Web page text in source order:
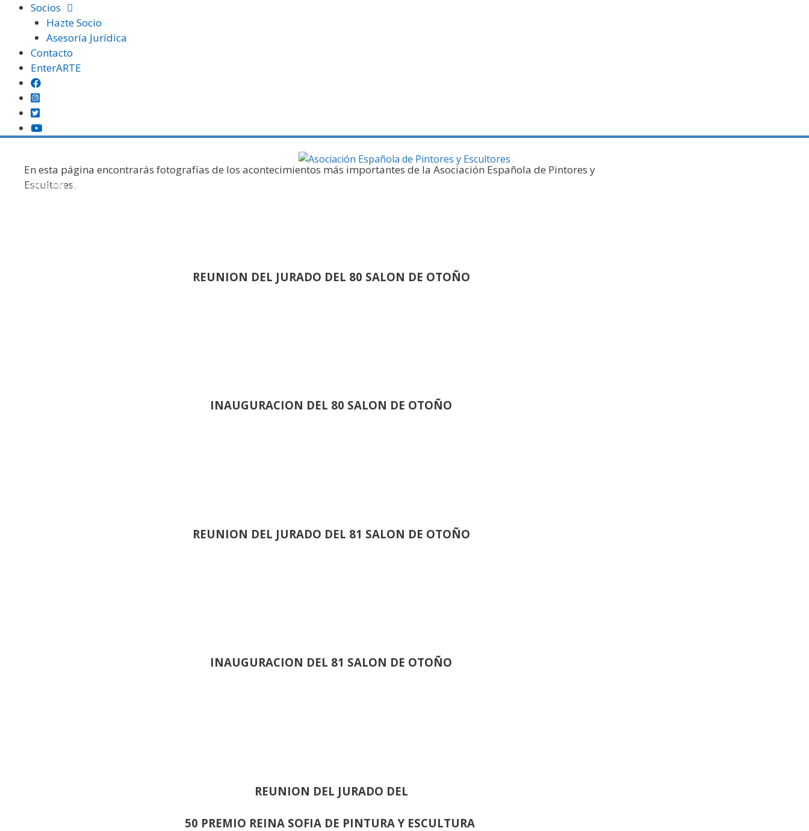
Saltar
contenido
Socios
Hazte Socio
Asesoría Jurídica
Contacto
EnterARTE
Institución
En esta página encontrarás fotografías de los acontecimientos más importantes de la Asociación Española de Pintores y
Escultores.
REUNION DEL JURADO DEL 80 SALON DE OTOÑO
INAUGURACION DEL 80 SALON DE OTOÑO
REUNION DEL JURADO DEL 81 SALON DE OTOÑO
INAUGURACION DEL 81 SALON DE OTOÑO
REUNION DEL JURADO DEL
50 PREMIO REINA SOFIA DE PINTURA Y ESCULTURA